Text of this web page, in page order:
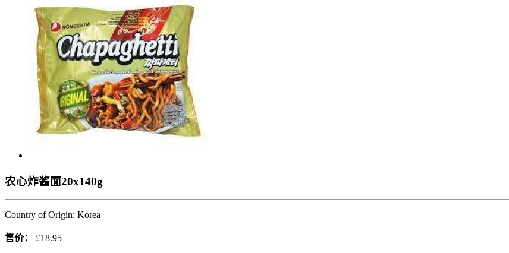
农心炸酱面20x140g
Country of Origin: Korea
售价： £18.95